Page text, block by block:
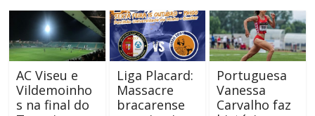
AC Viseu e
Vildemoinho
s na final do
Liga Placard:
Massacre
bracarense
Portuguesa
Vanessa
Carvalho faz